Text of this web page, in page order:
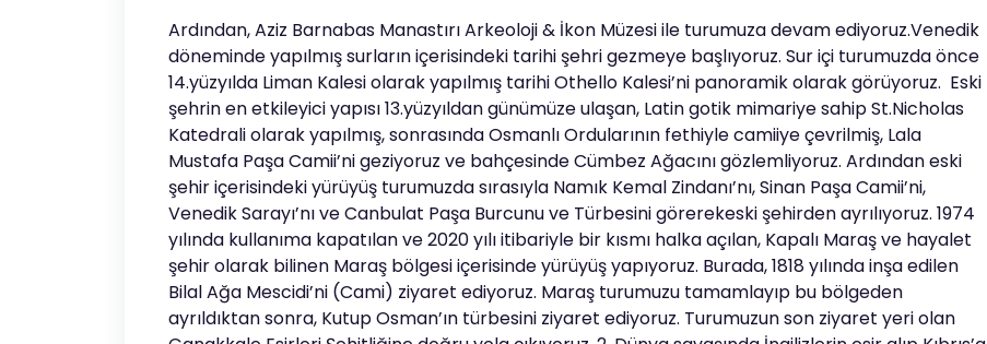
Ardından, Aziz Barnabas Manastırı Arkeoloji & İkon Müzesi ile turumuza devam ediyoruz.Venedik
döneminde yapılmış surların içerisindeki tarihi şehri gezmeye başlıyoruz. Sur içi turumuzda önce
14.yüzyılda Liman Kalesi olarak yapılmış tarihi Othello Kalesi’ni panoramik olarak görüyoruz. Eski
şehrin en etkileyici yapısı 13.yüzyıldan günümüze ulaşan, Latin gotik mimariye sahip St.Nicholas
Katedrali olarak yapılmış, sonrasında Osmanlı Ordularının fethiyle camiiye çevrilmiş, Lala
Mustafa Paşa Camii’ni geziyoruz ve bahçesinde Cümbez Ağacını gözlemliyoruz. Ardından eski
şehir içerisindeki yürüyüş turumuzda sırasıyla Namık Kemal Zindanı’nı, Sinan Paşa Camii’ni,
Venedik Sarayı’nı ve Canbulat Paşa Burcunu ve Türbesini görerekeski şehirden ayrılıyoruz. 1974
yılında kullanıma kapatılan ve 2020 yılı itibariyle bir kısmı halka açılan, Kapalı Maraş ve hayalet
şehir olarak bilinen Maraş bölgesi içerisinde yürüyüş yapıyoruz. Burada, 1818 yılında inşa edilen
Bilal Ağa Mescidi’ni (Cami) ziyaret ediyoruz. Maraş turumuzu tamamlayıp bu bölgeden
ayrıldıktan sonra, Kutup Osman’ın türbesini ziyaret ediyoruz. Turumuzun son ziyaret yeri olan